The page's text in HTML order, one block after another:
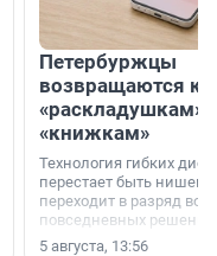
Петербуржцы
возвращаются к
«раскладушкам»
«книжкам»
Технология гибких
перестает быть
переходит в разряд
повседневных
5 августа, 13:56